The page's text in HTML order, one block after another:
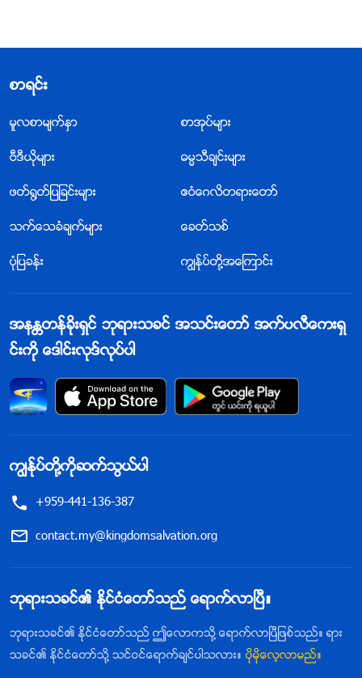
စာရင္း
မူလစာမ်က္ႏွာ စာအုပ္မ်ား
ဗီဒီယိုမ်ား ဓမၼသီခ်င္းမ်ား
ဖတ္႐ြတ္ျပျခင္းမ်ား ဧဝံေဂလိတရားေတာ္
သက္ေသခံခ်က္မ်ား ေခတ္သစ္
ပုံျပခန္း ကြၽန္ုပ္တို႔အေၾကာင္း
အနႏၲတန္ခိုးရွင္ ဘုရားသခင္ အသင္းေတာ္ အက္ပလီေကးရွ
င္းကို ေဒါင္းလုဒ္လုပ္ပါ
ကြၽန္ုပ္တို႔ကိုဆက္သြယ္ပါ
+959-441-136-387
contact.my@kingdomsalvation.org
ဘုရားသခင္၏ ႏိုင္ငံေတာ္သည္ ေရာက္လာၿပီ။
ဘုရားသခင္၏ ႏိုင္ငံေတာ္သည္ ဤေလာကသို႔ ေရာက္လာၿပီျဖစ္သည္။ ရား
သခင္၏ ႏိုင္ငံေတာ္သို႔ သင္ဝင္ေရာက္ခ်င္ပါသလား။ ပိုမိုေလ့လာမည္။